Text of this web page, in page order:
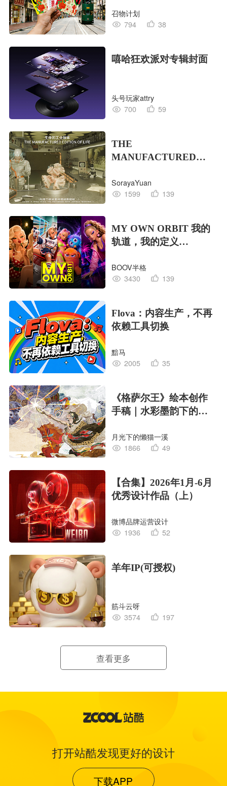
召物计划
794
38
嘻哈狂欢派对专辑封面
头号玩家attry
700
59
THE
MANUFACTURED
的工业版本
SorayaYuan
1599
139
MY OWN ORBIT 我的
轨道，我的定义
对
BOOV半格
3430
139
Flova：内容生产，不再
依赖工具切换
黯马
2005
35
《格萨尔王》绘本创作
手稿｜水彩墨韵下的史
月光下的懒猫一溪
1866
49
【合集】2026年1月-6月
优秀设计作品（上）
微博品牌运营设计
1936
52
羊年IP(可授权)
筋斗云呀
3574
197
查看更多
打开站酷发现更好的设计
下载APP